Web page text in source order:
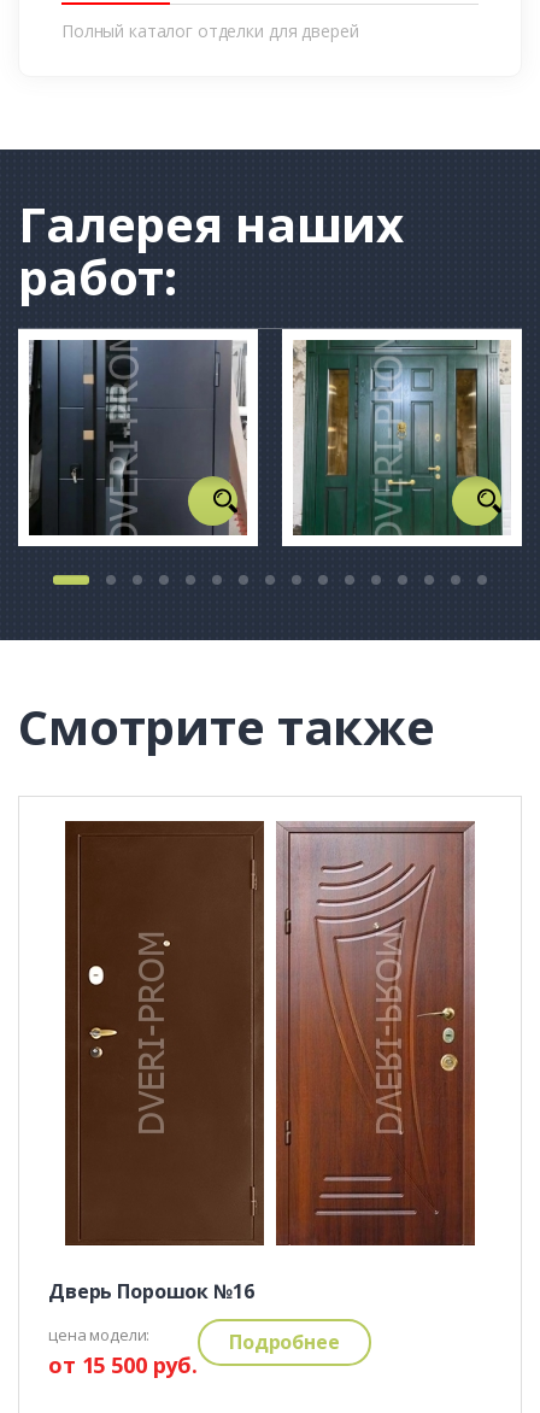
Полный каталог отделки для дверей
Галерея наших
работ:
Смотрите также
Дверь Порошок №16
цена модели:
от 15 500 руб.
Подробнее